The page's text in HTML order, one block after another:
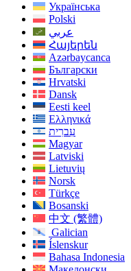
Українська
Polski
عربي
Հայերեն
Azərbaycanca
Български
Hrvatski
Dansk
Eesti keel
Ελληνικά
עִברִית
Magyar
Latviski
Lietuvių
Norsk
Türkçe
Bosanski
中文 (繁體)
Galician
Íslenskur
Bahasa Indonesia